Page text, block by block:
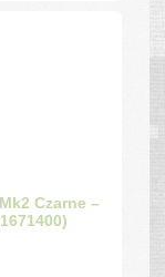
Czarne –